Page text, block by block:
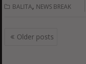
BALITA, NEWS BREAK
Posts
Older posts